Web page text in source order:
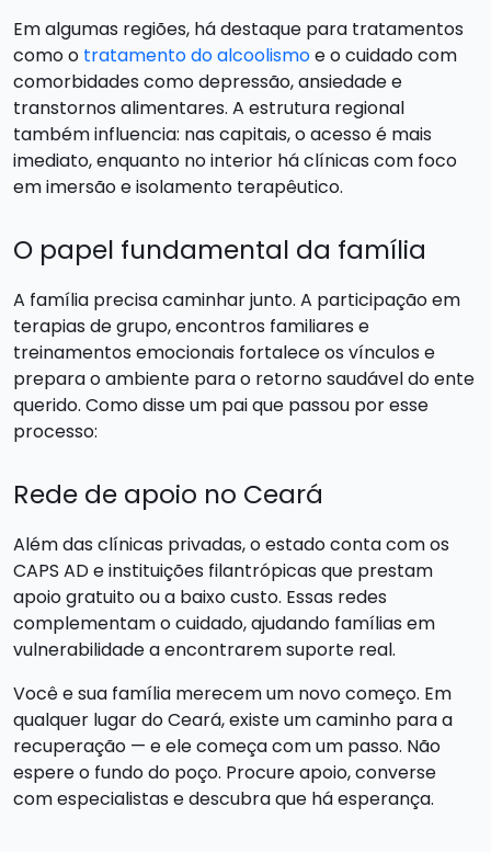
Em algumas regiões, há destaque para tratamentos
como o tratamento do alcoolismoe o cuidado com
comorbidades como depressão, ansiedade e
transtornos alimentares. A estrutura regional
também influencia: nas capitais, o acesso é mais
imediato, enquanto no interior há clínicas com foco
em imersão e isolamento terapêutico.
O papel fundamental da família
A família precisa caminhar junto. A participação em
terapias de grupo, encontros familiares e
treinamentos emocionais fortalece os vínculos e
prepara o ambiente para o retorno saudável do ente
querido. Como disse um pai que passou por esse
processo:
Rede de apoio no Ceará
Além das clínicas privadas, o estado conta com os
CAPS AD e instituições filantrópicas que prestam
apoio gratuito ou a baixo custo. Essas redes
complementam o cuidado, ajudando famílias em
vulnerabilidade a encontrarem suporte real.
Você e sua família merecem um novo começo. Em
qualquer lugar do Ceará, existe um caminho para a
recuperação — e ele começa com um passo. Não
espere o fundo do poço. Procure apoio, converse
com especialistas e descubra que há esperança.